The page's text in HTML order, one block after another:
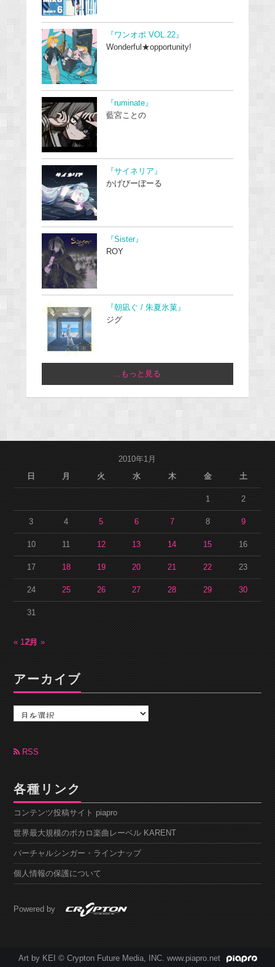
『ワンオポ VOL.22』
Wonderful★opportunity!
『ruminate』
藍宮ことの
『サイネリア』
かげぴーぼーる
『Sister』
ROY
『朝凪ぐ / 朱夏氷菓』
ジグ
...もっと見る
2010年1月
日
月 火 水 木 金 土
1 2
3 4 5 6 7 8 9
10 11 12 13 14 15 16
17 18 19 20 21 22 23
24 25 26 27 28 29 30
31
« 12月2月 »
アーカイブ
カ
ブ RSS
各種リンク
コンテンツ投稿サイト piapro
世界最大規模のボカロ楽曲レーベル KARENT
バーチャルシンガー・ラインナップ
個人情報の保護について
Powered by
Art by KEI © Crypton Future Media, INC. www.piapro.net